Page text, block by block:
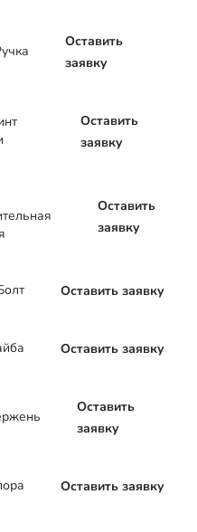
Оставить
заявку
Оставить
заявку
Оставить
заявку
Оставить заявку
Оставить заявку
Оставить
заявку
Оставить заявку